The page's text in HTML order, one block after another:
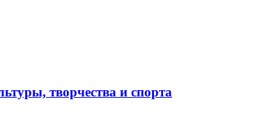
творчества и спорта